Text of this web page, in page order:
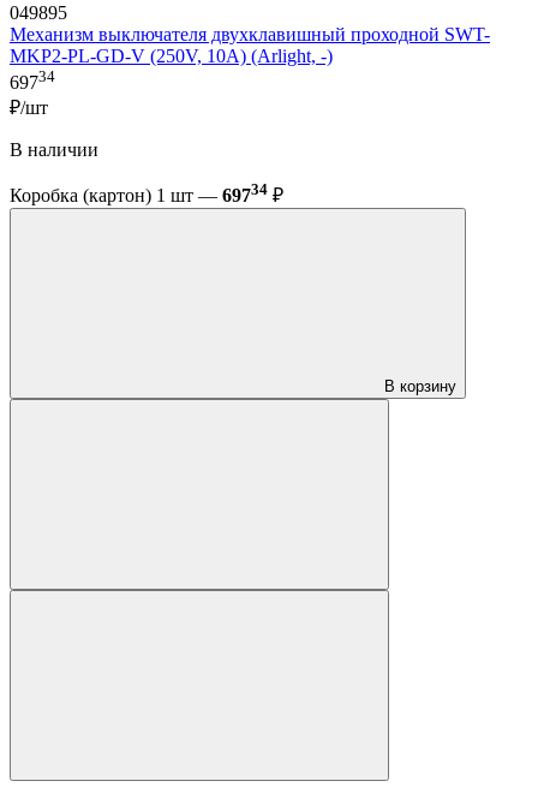
049895
Механизм выключателя двухклавишный проходной SWT-
MKP2-PL-GD-V (250V, 10A) (Arlight, -)
69734
₽/шт
В наличии
Коробка (картон) 1 шт — 69734 ₽
В корзину